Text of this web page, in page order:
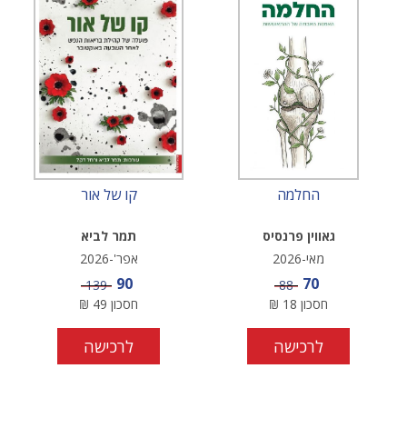
החלמה
גאווין פרנסיס
מאי-2026
מחיר מבצע
70 מחיר
88
חסכון 18
₪
לרכישה
קו של אור
תמר לביא
אפר'-2026
מחיר מבצע
90 מחיר
139
חסכון 49
₪
לרכישה